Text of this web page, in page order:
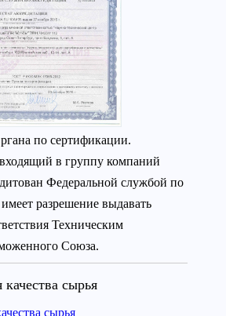
по сертификации.
в группу компаний
Федеральной службой по
разрешение выдавать
Техническим
Союза.
сырья
сырья